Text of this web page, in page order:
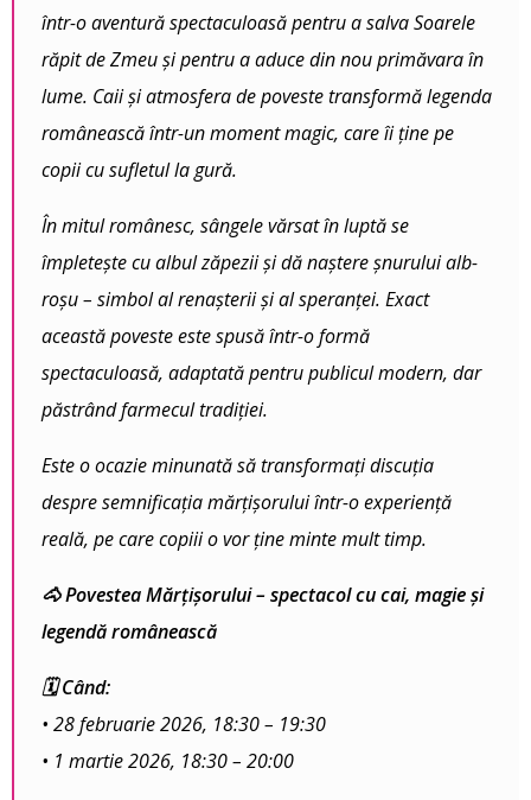
într-o aventură spectaculoasă pentru a salva Soarele
răpit de Zmeu și pentru a aduce din nou primăvara în
lume. Caii și atmosfera de poveste transformă legenda
românească într-un moment magic, care îi ține pe
copii cu sufletul la gură.
În mitul românesc, sângele vărsat în luptă se
împletește cu albul zăpezii și dă naștere șnurului alb-
roșu – simbol al renașterii și al speranței. Exact
această poveste este spusă într-o formă
spectaculoasă, adaptată pentru publicul modern, dar
păstrând farmecul tradiției.
Este o ocazie minunată să transformați discuția
despre semnificația mărțișorului într-o experiență
reală, pe care copiii o vor ține minte mult timp.
🐴 Povestea Mărțișorului – spectacol cu cai, magie și
legendă românească
🗓️ Când:
• 28 februarie 2026, 18:30 – 19:30
• 1 martie 2026, 18:30 – 20:00